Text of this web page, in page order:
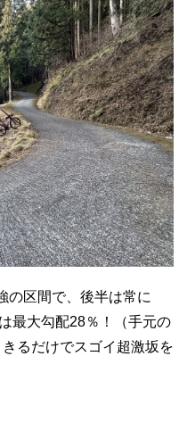
の区間で、後半は常に
最大勾配28％！（手元の
るだけでスゴイ超激坂を